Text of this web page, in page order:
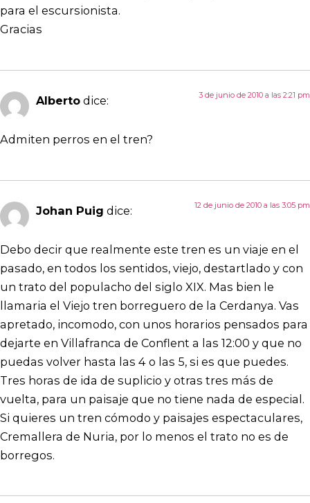
para el escursionista.
Gracias
Alberto dice: 3 de junio de 2010 a las 2:21 pm
Admiten perros en el tren?
Johan Puig dice: 12 de junio de 2010 a las 3:05 pm
Debo decir que realmente este tren es un viaje en el
pasado, en todos los sentidos, viejo, destartlado y con
un trato del populacho del siglo XIX. Mas bien le
llamaria el Viejo tren borreguero de la Cerdanya. Vas
apretado, incomodo, con unos horarios pensados para
dejarte en Villafranca de Conflent a las 12:00 y que no
puedas volver hasta las 4 o las 5, si es que puedes.
Tres horas de ida de suplicio y otras tres más de
vuelta, para un paisaje que no tiene nada de especial.
Si quieres un tren cómodo y paisajes espectaculares,
Cremallera de Nuria, por lo menos el trato no es de
borregos.